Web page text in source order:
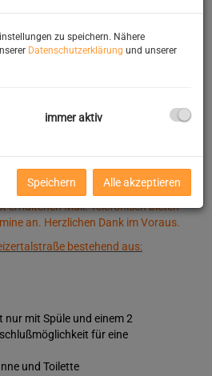
mit vollständigen
werden. Bitte lesen Sie als weiteren
erhaltenen Mail. Telefonisch bieten
an. Herzlichen Dank im Voraus.
bestehend aus:
nur mit Spüle und einem 2
für eine
und Toilette
zu speichern. Nähere
Datenschutzerklärung und unserer
immer aktiv
Speichern Alle akzeptieren